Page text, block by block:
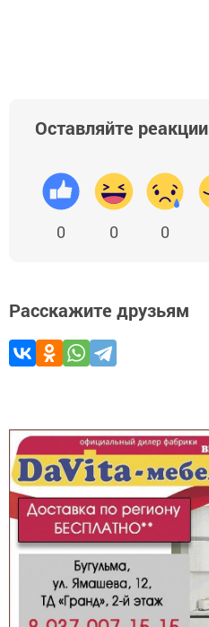
Оставляйте реакции
0 0 0
Расскажите друзьям